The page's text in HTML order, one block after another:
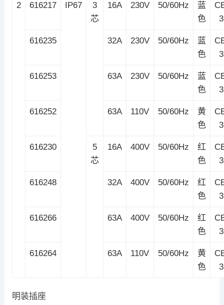
2 616217 IP67
3
芯
16A 230V 50/60Hz
蓝
色
616235 32A 230V 50/60Hz
蓝
色
616253 63A 230V 50/60Hz
蓝
色
616252 63A 110V 50/60Hz
黄
色
616230
5
芯
16A 400V 50/60Hz
红
色
616248 32A 400V 50/60Hz
红
色
616266 63A 400V 50/60Hz
红
色
616264 63A 110V 50/60Hz
黄
色
明装插座